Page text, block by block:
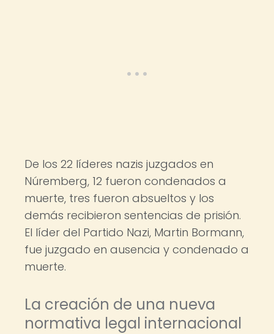
De los 22 líderes nazis juzgados en
Núremberg, 12 fueron condenados a
muerte, tres fueron absueltos y los
demás recibieron sentencias de prisión.
El líder del Partido Nazi, Martin Bormann,
fue juzgado en ausencia y condenado a
muerte.
La creación de una nueva
normativa legal internacional